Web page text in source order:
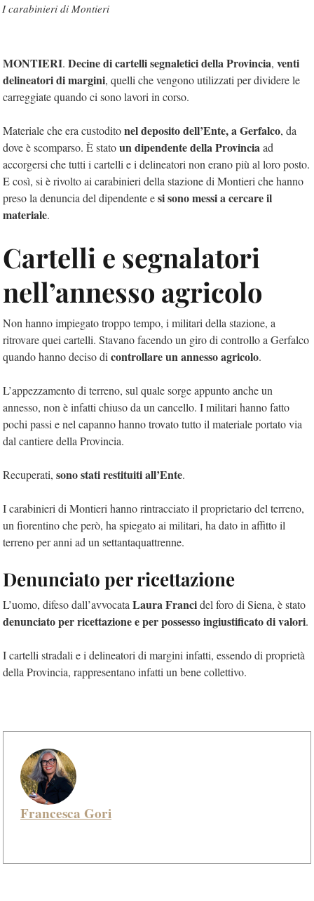
I carabinieri di Montieri
MONTIERI. Decine di cartelli segnaletici della Provincia, venti
delineatori di margini, quelli che vengono utilizzati per dividere le
carreggiate quando ci sono lavori in corso.
Materiale che era custoditonel deposito dell’Ente, a Gerfalco, da
dove è scomparso. È statoun dipendente della Provinciaad
accorgersi che tutti i cartelli e i delineatori non erano più al loro posto.
E così, si è rivolto ai carabinieri della stazione di Montieri che hanno
preso la denuncia del dipendente esi sono messi a cercare il
materiale.
Cartelli e segnalatori
nell’annesso agricolo
Non hanno impiegato troppo tempo, i militari della stazione, a
ritrovare quei cartelli. Stavano facendo un giro di controllo a Gerfalco
quando hanno deciso di controllare un annesso agricolo.
L’appezzamento di terreno, sul quale sorge appunto anche un
annesso, non è infatti chiuso da un cancello. I militari hanno fatto
pochi passi e nel capanno hanno trovato tutto il materiale portato via
dal cantiere della Provincia.
Recuperati, sono stati restituiti all’Ente.
I carabinieri di Montieri hanno rintracciato il proprietario del terreno,
un fiorentino che però, ha spiegato ai militari, ha dato in affitto il
terreno per anni ad un settantaquattrenne.
Denunciato per ricettazione
L’uomo, difeso dall’avvocata Laura Francidel foro di Siena, è stato
denunciato per ricettazione e per possesso ingiustificato di valori.
I cartelli stradali e i delineatori di margini infatti, essendo di proprietà
della Provincia, rappresentano infatti un bene collettivo.
Francesca Gori